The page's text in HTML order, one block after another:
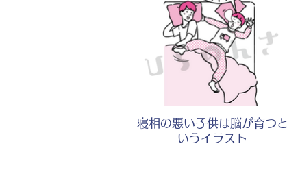
寝相の悪い子供は脳が育つと
いうイラスト